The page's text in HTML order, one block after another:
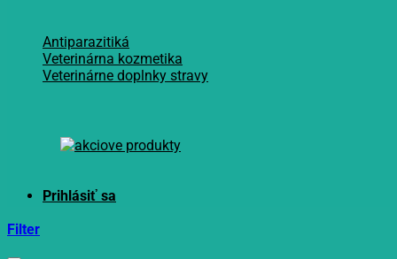
Antiparazitiká
Veterinárna kozmetika
Veterinárne doplnky stravy
Filter